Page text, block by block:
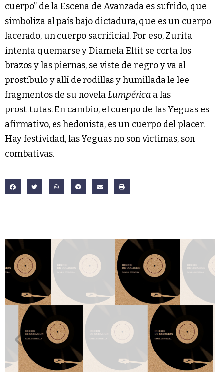
cuerpo” de la Escena de Avanzada es sufrido, que
simboliza al país bajo dictadura, que es un cuerpo
lacerado, un cuerpo sacrificial. Por eso, Zurita
intenta quemarse y Diamela Eltit se corta los
brazos y las piernas, se viste de negro y va al
prostíbulo y allí de rodillas y humillada le lee
fragmentos de su novelaLumpérica a las
prostitutas. En cambio, el cuerpo de las Yeguas es
afirmativo, es hedonista, es un cuerpo del placer.
Hay festividad, las Yeguas no son víctimas, son
combativas.